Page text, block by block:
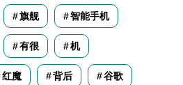
旗舰 智能手机
有很 机
红魔 背后 谷歌